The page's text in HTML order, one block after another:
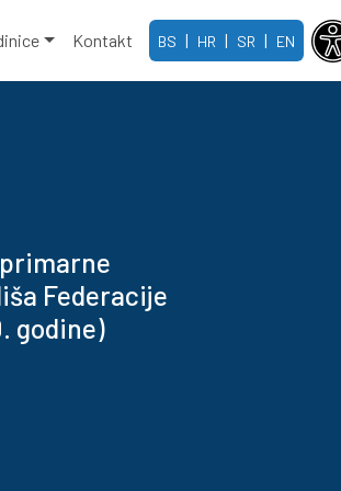
Kontakt BS | HR | SR | EN
Federacije
godine)